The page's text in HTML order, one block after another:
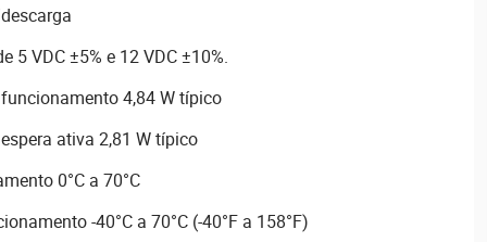
5 VDC ±5% e 12 VDC ±10%.
4,84 W típico
ativa 2,81 W típico
0°C a 70°C
-40°C a 70°C (-40°F a 158°F)